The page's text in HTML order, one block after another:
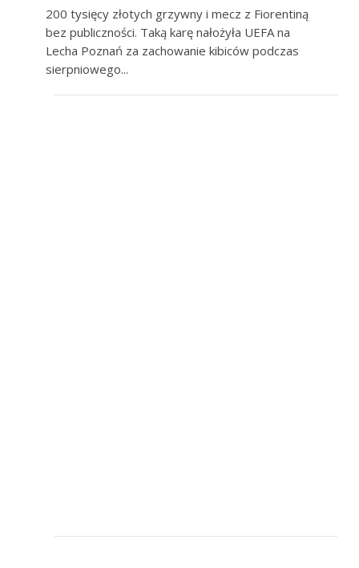
200 tysięcy złotych grzywny i mecz z Fiorentiną
bez publiczności. Taką karę nałożyła UEFA na
Lecha Poznań za zachowanie kibiców podczas
sierpniowego...